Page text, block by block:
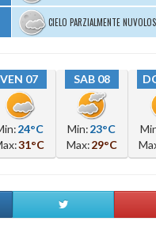
CIELO PARZIALMENTE
VEN 07
24°C
31°C
SAB 08
Min:23°C
Max:29°C